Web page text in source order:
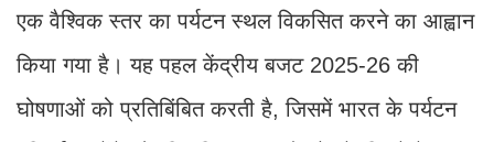
एक वैश्विक स्तर का पर्यटन स्थल विकसित करने का आह्वान
किया गया है। यह पहल केंद्रीय बजट 2025-26 की
घोषणाओं को प्रतिबिंबित करती है, जिसमें भारत के पर्यटन